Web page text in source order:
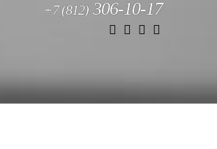
+7 (812) 306-10-17